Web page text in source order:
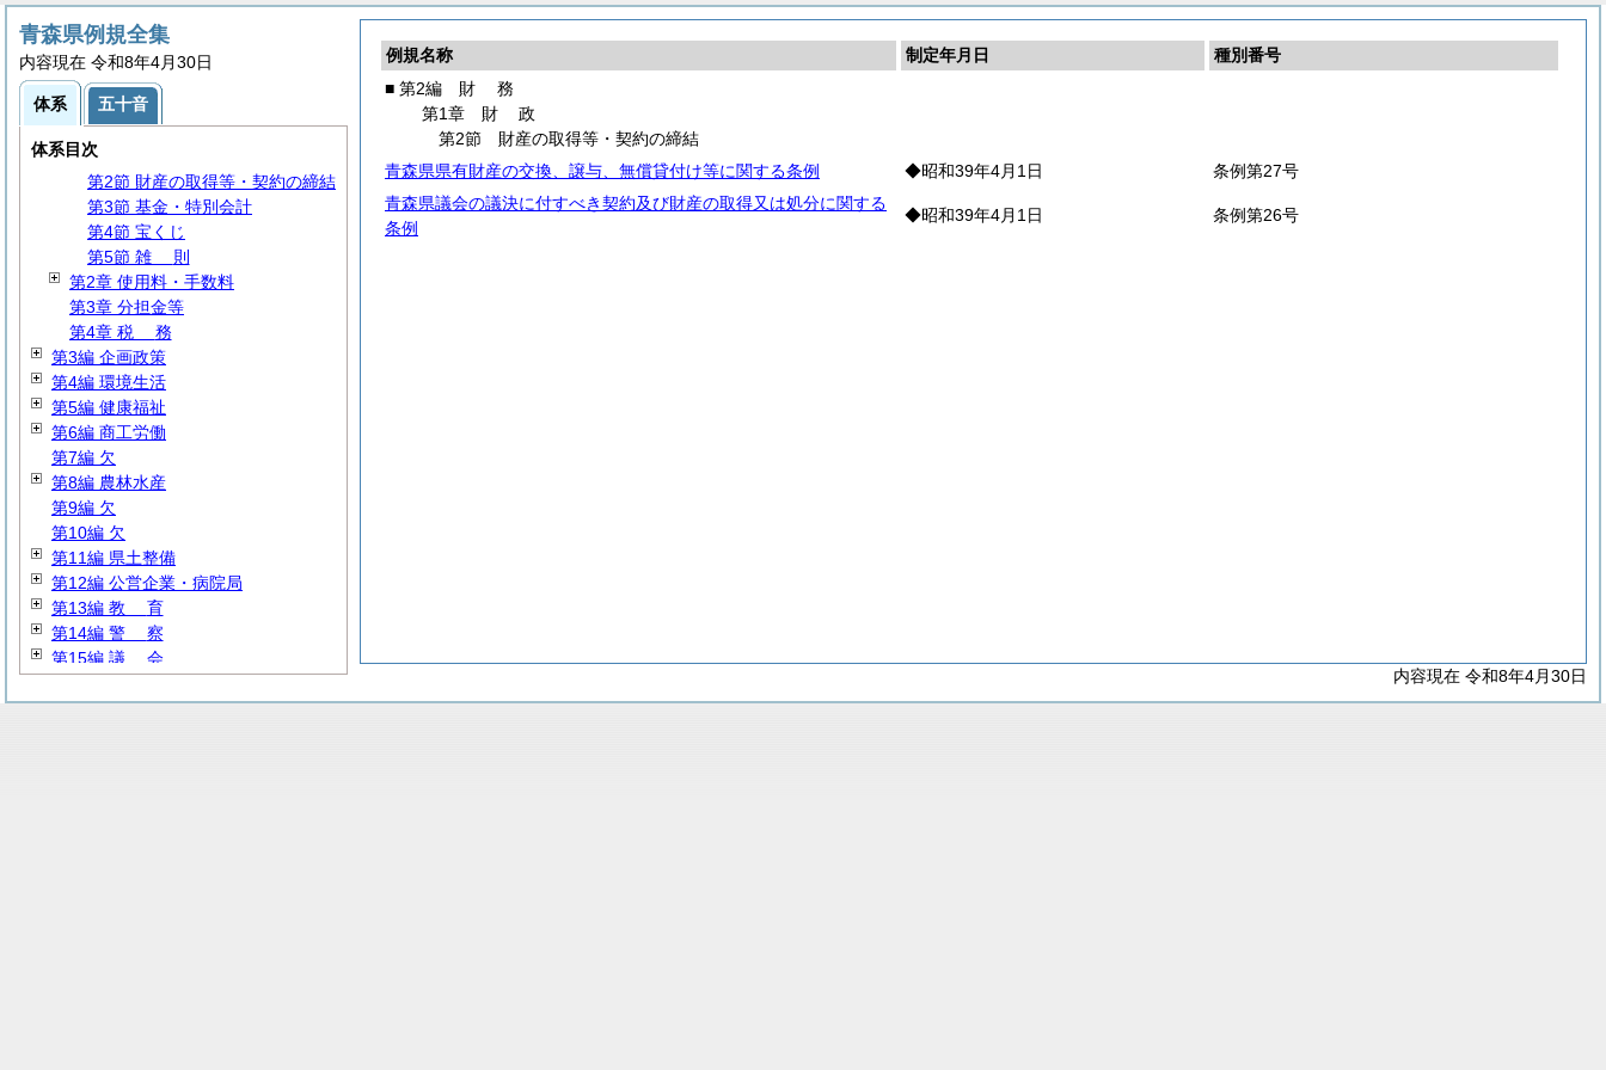
例規名称 制定年月日
種別番号
■ 第2編 財 務
第1章 財政
第2節 財産の取得等・契約の締結
青森県県有財産の交換、譲与、無償貸付け等に関する条例
◆昭和39年4月1日
条例第27号
青森県議会の議決に付すべき契約及び財産の取得又は処分に関する
条例
◆昭和39年4月1日 条例第26号
内容現在 令和8年4月30日
青森県例規全集
内容現在 令和8年4月30日
体系 五十音
体系目次
第1編総務
第1編の2人
第2編財務
第1章財政
第1節
第2節 財産の取得等・契約の締結
第3節 基金・特別会計
第4節 宝くじ
第5節 雑 則
第2章 使用料・手数料
第3章 分担金等
第4章 税 務
第3編 企画政策
第4編 環境生活
第5編 健康福祉
第6編 商工労働
第7編 欠
第8編 農林水産
第9編 欠
第10編 欠
第11編 県土整備
第12編 公営企業・病院局
第13編 教 育
第14編 警 察
第15編 議 会
第17編監査